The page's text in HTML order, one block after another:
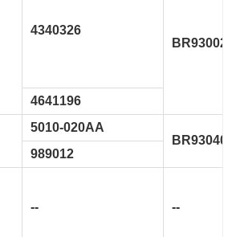
4340326
4641196
5010-020AA
BR930405
989012
-- --